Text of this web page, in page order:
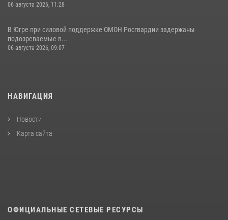
06 августа 2026, 11:28
В Югре при силовой поддержке ОМОН Росгвардии задержаны
подозреваемые в...
06 августа 2026, 09:07
НАВИГАЦИЯ
Новости
Карта сайта
ОФИЦИАЛЬНЫЕ СЕТЕВЫЕ РЕСУРСЫ